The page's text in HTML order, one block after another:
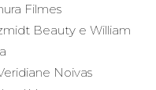
Filmes
Beautye William
Noivas